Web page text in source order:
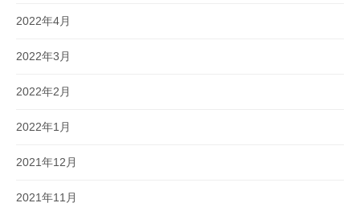
2022年4月
2022年3月
2022年2月
2022年1月
2021年12月
2021年11月